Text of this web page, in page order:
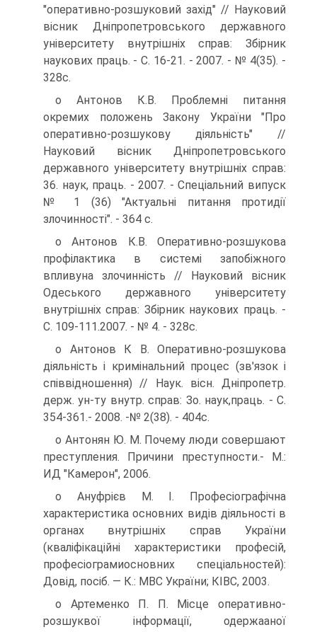
"оперативно-розшуковий захід" // Науковий
вісник Дніпропетровського державного
університету внутрішніх справ: Збірник
наукових праць. - С. 16-21. - 2007. - № 4(35). -
328с.
о Антонов К.В. Проблемні питання
окремих положень Закону України "Про
оперативно-розшукову діяльність" //
Науковий вісник Дніпропетровського
державного університету внутрішніх справ:
36. наук, праць. - 2007. - Спеціальний випуск
№ 1 (36) "Актуальні питання протидії
злочинності". - 364 с.
о Антонов К.В. Оперативно-розшукова
профілактика в системі запобіжного
впливуна злочинність // Науковий вісник
Одеського державного університету
внутрішніх справ: Збірник наукових праць. -
С. 109-111.2007. - № 4. - 328с.
о Антонов К В. Оперативно-розшукова
діяльність і кримінальний процес (зв'язок і
співвідношення) // Наук. вісн. Дніпропетр.
держ. ун-ту внутр. справ: Зо. наук,праць. - С.
354-361.- 2008. -№ 2(38). - 404с.
о Антонян Ю. М. Почему люди совершают
преступления. Причини преступности.- М.:
ИД "Камерон", 2006.
о Ануфрієв М. І. Професіографічна
характеристика основних видів діяльності в
органах внутрішніх справ України
(кваліфікаційні характеристики професій,
професіограмиосновних спеціальностей):
Довід, посіб. — К.: МВС України; КІВС, 2003.
о Артеменко П. П. Місце оперативно-
розшуквої інформації, одержааної